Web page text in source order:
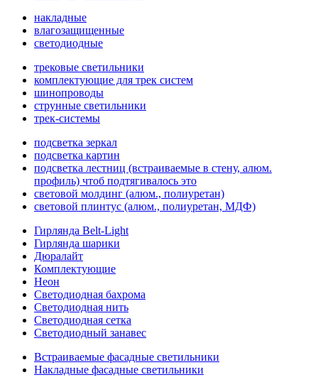
накладные
влагозащищенные
светодиодные
трековые светильники
комплектующие для трек систем
шинопроводы
струнные светильники
трек-системы
подсветка зеркал
подсветка картин
подсветка лестниц (встраиваемые в стену, алюм.
профиль) чтоб подтягивалось это
световой молдинг (алюм., полиуретан)
световой плинтус (алюм., полиуретан, МДФ)
Гирлянда Belt-Light
Гирлянда шарики
Дюралайт
Комплектующие
Неон
Светодиодная бахрома
Светодиодная нить
Светодиодная сетка
Светодиодный занавес
Встраиваемые фасадные светильники
Накладные фасадные светильники